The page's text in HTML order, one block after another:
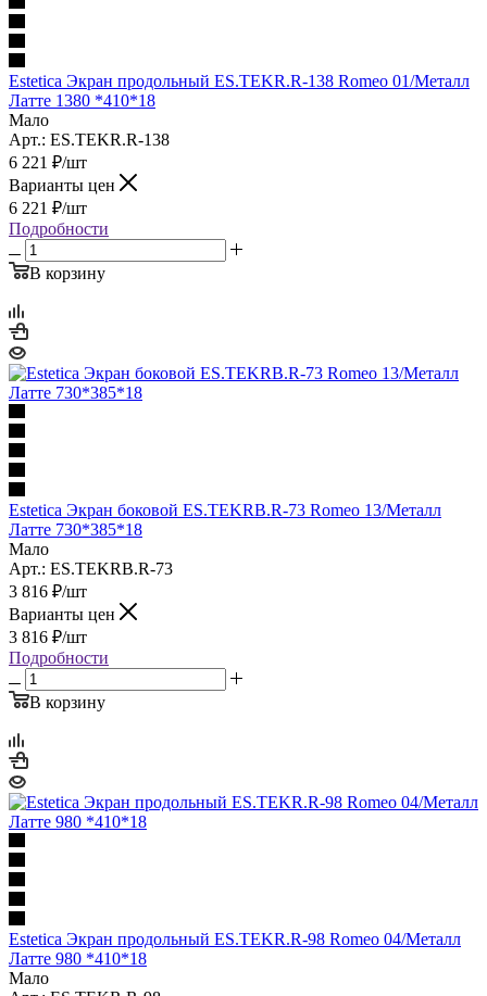
Estetica Экран продольный ES.TEKR.R-138 Romeo 01/Металл
Латте 1380 *410*18
Мало
Арт.: ES.TEKR.R-138
6 221 ₽/шт
Варианты цен
6 221 ₽/шт
Подробности
В корзину
Estetica Экран боковой ES.TEKRB.R-73 Romeо 13/Металл
Латте 730*385*18
Мало
Арт.: ES.TEKRB.R-73
3 816 ₽/шт
Варианты цен
3 816 ₽/шт
Подробности
В корзину
Estetica Экран продольный ES.TEKR.R-98 Romeo 04/Металл
Латте 980 *410*18
Мало